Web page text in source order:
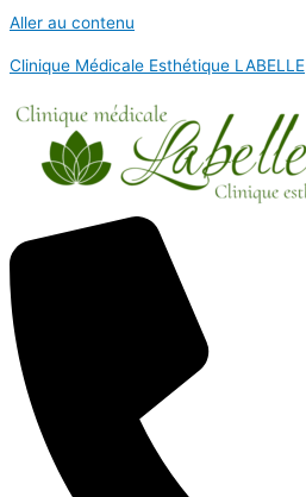
Aller au contenu
Clinique Médicale Esthétique LABELLE